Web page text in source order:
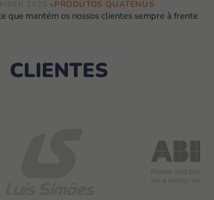
PRODUTOS QUATENUS
que mantém os nossos clientes sempre à frente
CLIENTES